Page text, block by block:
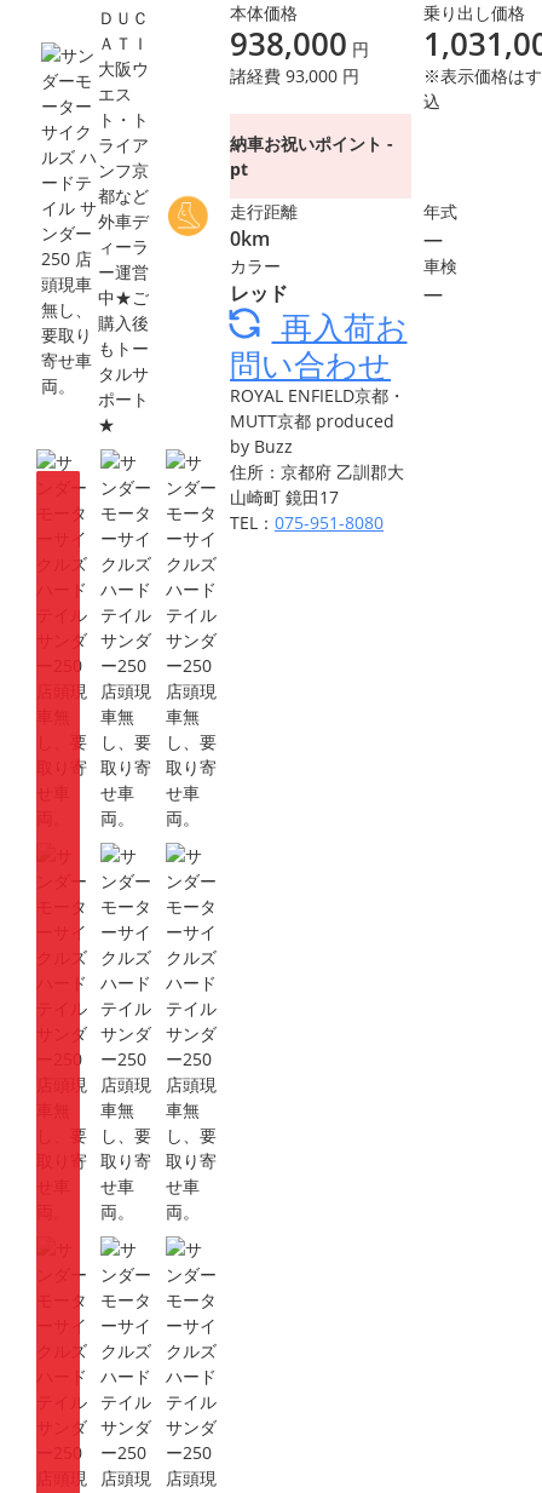
ＤＵＣ
ＡＴＩ
大阪ウ
エス
ト・ト
ライア
ンフ京
都など
外車デ
ィーラ
ー運営
中★ご
購入後
もトー
タルサ
ポート
★
本体価格
938,000 円
乗り出し価格
諸経費 93,000 円
※表示価格は
込
納車お祝いポイント -
pt
走行距離
0km
年式
―
カラー
レッド
車検
―
再入荷お
問い合わせ
ROYAL ENFIELD京都・
MUTT京都 produced
by Buzz
住所：京都府 乙訓郡大
山崎町 鏡田17
TEL： 075-951-8080